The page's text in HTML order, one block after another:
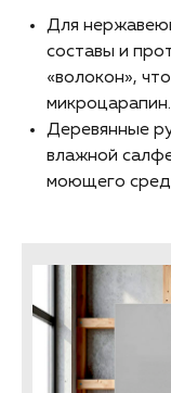
Для
составы и
«волокон»,
микроцарапин.
Деревянные
влажной
моющего